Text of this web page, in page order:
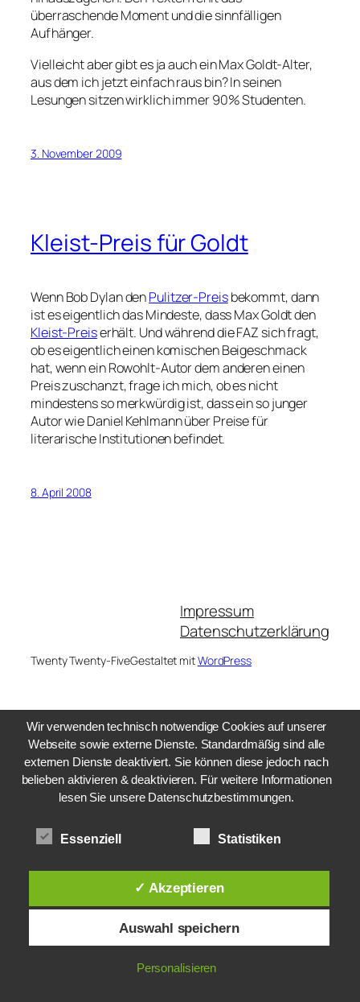
überraschende Moment und die sinnfälligen
Aufhänger.
Vielleicht aber gibt es ja auch ein Max Goldt-Alter,
aus dem ich jetzt einfach raus bin? In seinen
Lesungen sitzen wirklich immer 90% Studenten.
3. November 2009
Kleist-Preis für Goldt
Wenn Bob Dylan denPulitzer-Preisbekommt, dann
ist es eigentlich das Mindeste, dass Max Goldt den
Kleist-Preiserhält. Und während die FAZ sich fragt,
ob es eigentlich einen komischen Beigeschmack
hat, wenn ein Rowohlt-Autor dem anderen einen
Preis zuschanzt, frage ich mich, ob es nicht
mindestens so merkwürdig ist, dass ein so junger
Autor wie Daniel Kehlmann über Preise für
literarische Institutionen befindet.
8. April 2008
Impressum
Datenschutzerklärung
Twenty Twenty-FiveGestaltet mitWordPress
Wir verwenden technisch notwendige Cookies auf unserer
Webseite sowie externe Dienste. Standardmäßig sind alle
externen Dienste deaktiviert. Sie können diese jedoch nach
belieben aktivieren & deaktivieren. Für weitere Informationen
lesen Sie unsere Datenschutzbestimmungen.
Essenziell Statistiken
✓ Akzeptieren
Auswahl speichern
Personalisieren